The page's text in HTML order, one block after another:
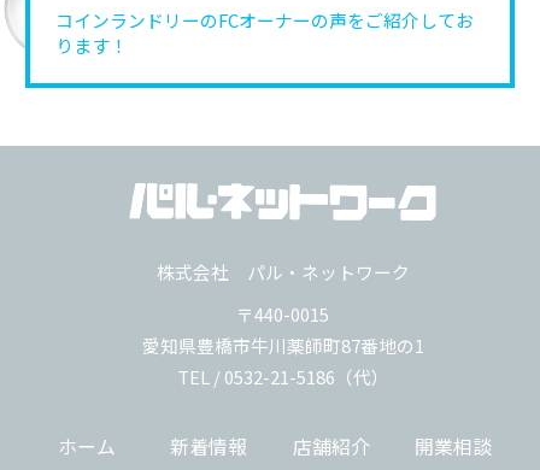
コインランドリーのFCオーナーの声をご紹介してお
ります！
株式会社 パル・ネットワーク
〒440-0015
愛知県豊橋市牛川薬師町87番地の1
TEL / 0532-21-5186（代）
ホーム 新着情報 店舗紹介
開業相談